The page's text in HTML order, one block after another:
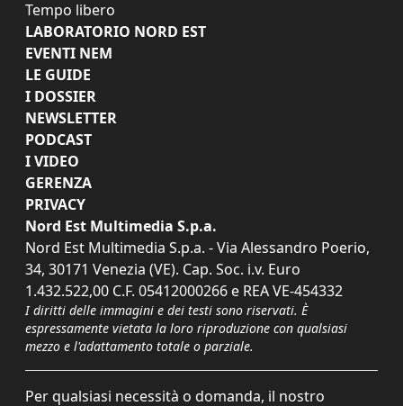
Tempo libero
LABORATORIO NORD EST
EVENTI NEM
LE GUIDE
I DOSSIER
NEWSLETTER
PODCAST
I VIDEO
GERENZA
PRIVACY
Nord Est Multimedia S.p.a.
Nord Est Multimedia S.p.a. - Via Alessandro Poerio,
34, 30171 Venezia (VE). Cap. Soc. i.v. Euro
1.432.522,00 C.F. 05412000266 e REA VE-454332
I diritti delle immagini e dei testi sono riservati. È
espressamente vietata la loro riproduzione con qualsiasi
mezzo e l'adattamento totale o parziale.
Per qualsiasi necessità o domanda, il nostro